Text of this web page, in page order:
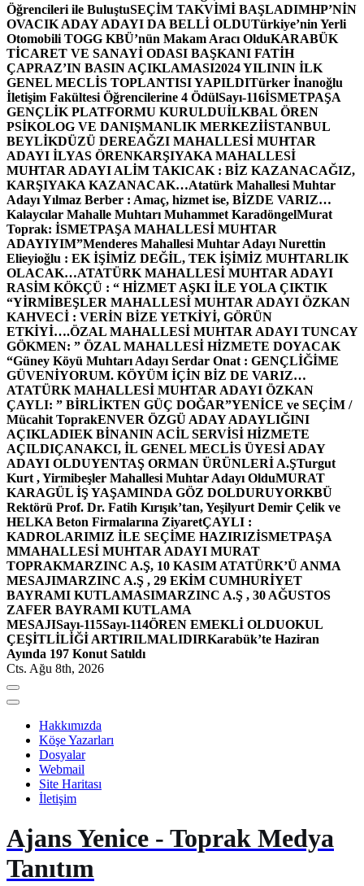
Öğrencileri ile BuluştuSEÇİM TAKVİMİ BAŞLADIMHP’NİN
OVACIK ADAY ADAYI DA BELLİ OLDUTürkiye’nin Yerli
Otomobili TOGG KBÜ’nün Makam Aracı OlduKARABÜK
TİCARET VE SANAYİ ODASI BAŞKANI FATİH
ÇAPRAZ’IN BASIN AÇIKLAMASI2024 YILININ İLK
GENEL MECLİS TOPLANTISI YAPILDITürker İnanoğlu
İletişim Fakültesi Öğrencilerine 4 ÖdülSayı-116İSMETPAŞA
GENÇLİK PLATFORMU KURULDUİLKBAL ÖREN
PSİKOLOG VE DANIŞMANLIK MERKEZİİSTANBUL
BEYLİKDÜZÜ DEREAĞZI MAHALLESİ MUHTAR
ADAYI İLYAS ÖRENKARŞIYAKA MAHALLESİ
MUHTAR ADAYI ALİM TAKICAK : BİZ KAZANACAĞIZ,
KARŞIYAKA KAZANACAK…Atatürk Mahallesi Muhtar
Adayı Yılmaz Berber : Amaç, hizmet ise, BİZDE VARIZ…
Kalaycılar Mahalle Muhtarı Muhammet KaradöngelMurat
Toprak: İSMETPAŞA MAHALLESİ MUHTAR
ADAYIYIM”Menderes Mahallesi Muhtar Adayı Nurettin
Elieyioğlu : EK İŞİMİZ DEĞİL, TEK İŞİMİZ MUHTARLIK
OLACAK…ATATÜRK MAHALLESİ MUHTAR ADAYI
RASİM KÖKÇÜ : “ HİZMET AŞKI İLE YOLA ÇIKTIK
“YİRMİBEŞLER MAHALLESİ MUHTAR ADAYI ÖZKAN
KAHVECİ : VERİN BİZE YETKİYİ, GÖRÜN
ETKİYİ….ÖZAL MAHALLESİ MUHTAR ADAYI TUNCAY
GÖKMEN: ” ÖZAL MAHALLESİ HİZMETE DOYACAK
“Güney Köyü Muhtarı Adayı Serdar Onat : GENÇLİĞİME
GÜVENİYORUM. KÖYÜM İÇİN BİZ DE VARIZ…
ATATÜRK MAHALLESİ MUHTAR ADAYI ÖZKAN
ÇAYLI: ” BİRLİKTEN GÜÇ DOĞAR”YENİCE ve SEÇİM /
Mücahit ToprakENVER ÖZGÜ ADAY ADAYLIĞINI
AÇIKLADIEK BİNANIN ACİL SERVİSİ HİZMETE
AÇILDIÇANAKCI, İL GENEL MECLİS ÜYESİ ADAY
ADAYI OLDUYENTAŞ ORMAN ÜRÜNLERİ A.ŞTurgut
Kurt , Yirmibeşler Mahallesi Muhtar Adayı OlduMURAT
KARAGÜL İŞ YAŞAMINDA GÖZ DOLDURUYORKBÜ
Rektörü Prof. Dr. Fatih Kırışık’tan, Yeşilyurt Demir Çelik ve
HELKA Beton Firmalarına ZiyaretÇAYLI :
KADROLARIMIZ İLE SEÇİME HAZIRIZİSMETPAŞA
MMAHALLESİ MUHTAR ADAYI MURAT
TOPRAKMARZINC A.Ş, 10 KASIM ATATÜRK’Ü ANMA
MESAJIMARZINC A.Ş , 29 EKİM CUMHURİYET
BAYRAMI KUTLAMASIMARZINC A.Ş , 30 AĞUSTOS
ZAFER BAYRAMI KUTLAMA
MESAJISayı-115Sayı-114ÖREN EMEKLİ OLDUOKUL
ÇEŞİTLİLİĞİ ARTIRILMALIDIRKarabük’te Haziran
Ayında 197 Konut Satıldı
Cts. Ağu 8th, 2026
Hakkımızda
Köşe Yazarları
Dosyalar
Webmail
Site Haritası
İletişim
Ajans Yenice - Toprak Medya
Tanıtım